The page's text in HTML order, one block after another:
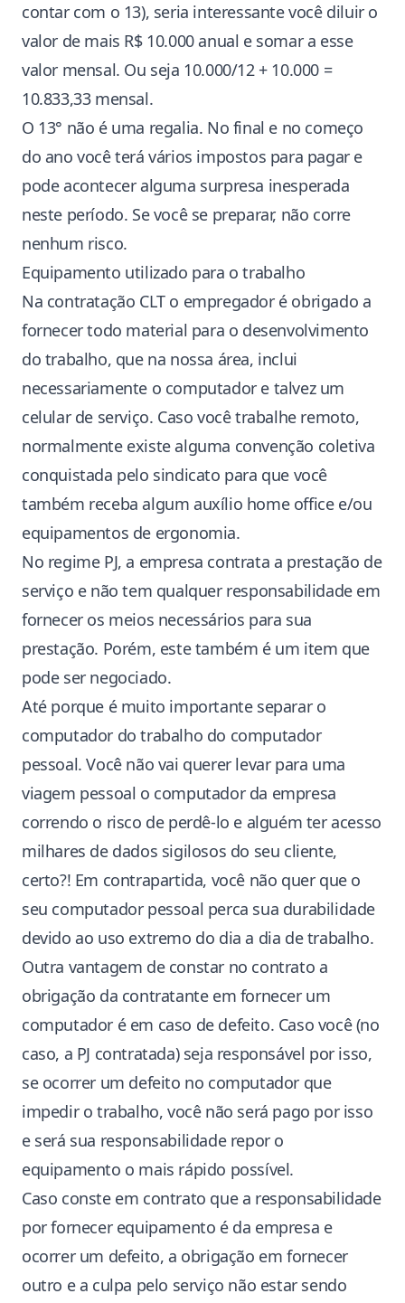
contar com o 13), seria interessante você diluir o
valor de mais R$ 10.000 anual e somar a esse
valor mensal. Ou seja 10.000/12 + 10.000 =
10.833,33 mensal.
O 13° não é uma regalia. No final e no começo
do ano você terá vários impostos para pagar e
pode acontecer alguma surpresa inesperada
neste período. Se você se preparar, não corre
nenhum risco.
Equipamento utilizado para o trabalho
Na contratação CLT o empregador é obrigado a
fornecer todo material para o desenvolvimento
do trabalho, que na nossa área, inclui
necessariamente o computador e talvez um
celular de serviço. Caso você trabalhe remoto,
normalmente existe alguma convenção coletiva
conquistada pelo sindicato para que você
também receba algum auxílio home office e/ou
equipamentos de ergonomia.
No regime PJ, a empresa contrata a prestação de
serviço e não tem qualquer responsabilidade em
fornecer os meios necessários para sua
prestação. Porém, este também é um item que
pode ser negociado.
Até porque é muito importante separar o
computador do trabalho do computador
pessoal. Você não vai querer levar para uma
viagem pessoal o computador da empresa
correndo o risco de perdê-lo e alguém ter acesso
milhares de dados sigilosos do seu cliente,
certo?! Em contrapartida, você não quer que o
seu computador pessoal perca sua durabilidade
devido ao uso extremo do dia a dia de trabalho.
Outra vantagem de constar no contrato a
obrigação da contratante em fornecer um
computador é em caso de defeito. Caso você (no
caso, a PJ contratada) seja responsável por isso,
se ocorrer um defeito no computador que
impedir o trabalho, você não será pago por isso
e será sua responsabilidade repor o
equipamento o mais rápido possível.
Caso conste em contrato que a responsabilidade
por fornecer equipamento é da empresa e
ocorrer um defeito, a obrigação em fornecer
outro e a culpa pelo serviço não estar sendo